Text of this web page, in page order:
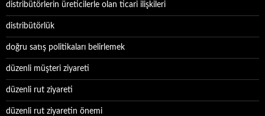
distribütörlerin üreticilerle olan ticari ilişkileri
distribütörlük
doğru satış politikaları belirlemek
düzenli müşteri ziyareti
düzenli rut ziyareti
düzenli rut ziyaretin önemi